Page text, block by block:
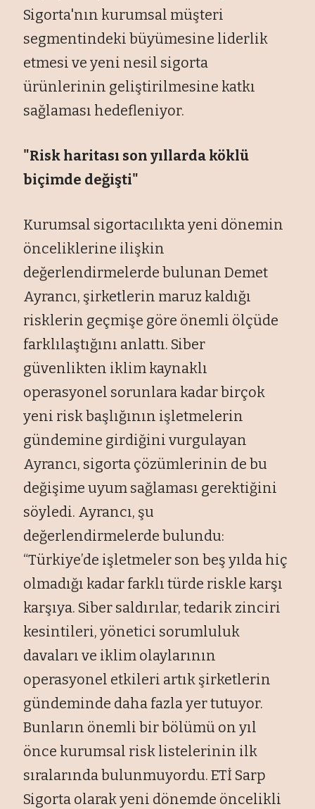
Sigorta'nın kurumsal müşteri
segmentindeki büyümesine liderlik
etmesi ve yeni nesil sigorta
ürünlerinin geliştirilmesine katkı
sağlaması hedefleniyor.
"Risk haritası son yıllarda köklü
biçimde değişti"
Kurumsal sigortacılıkta yeni dönemin
önceliklerine ilişkin
değerlendirmelerde bulunan Demet
Ayrancı, şirketlerin maruz kaldığı
risklerin geçmişe göre önemli ölçüde
farklılaştığını anlattı. Siber
güvenlikten iklim kaynaklı
operasyonel sorunlara kadar birçok
yeni risk başlığının işletmelerin
gündemine girdiğini vurgulayan
Ayrancı, sigorta çözümlerinin de bu
değişime uyum sağlaması gerektiğini
söyledi. Ayrancı, şu
değerlendirmelerde bulundu:
“Türkiye’de işletmeler son beş yılda hiç
olmadığı kadar farklı türde riskle karşı
karşıya. Siber saldırılar, tedarik zinciri
kesintileri, yönetici sorumluluk
davaları ve iklim olaylarının
operasyonel etkileri artık şirketlerin
gündeminde daha fazla yer tutuyor.
Bunların önemli bir bölümü on yıl
önce kurumsal risk listelerinin ilk
sıralarında bulunmuyordu. ETİ Sarp
Sigorta olarak yeni dönemde öncelikli